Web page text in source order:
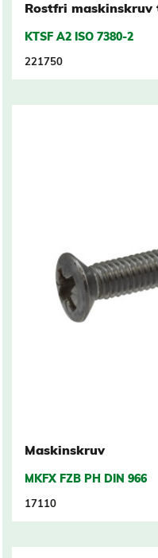
Rostfri maskinskruv
KTSF A2 ISO 7380-2
221750
Maskinskruv
MKFX FZB PH DIN 966
17110